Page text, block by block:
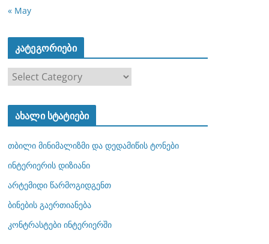
« May
კატეგორიები
ტ
ო
რ
ბ
ი
ახალი სტატიები
თბილი მინიმალიზმი და დედამიწის ტონები
ინტერიერის დიზიანი
არტემიდი წარმოგიდგენთ
ბინების გაერთიანება
კონტრასტები ინტერიერში